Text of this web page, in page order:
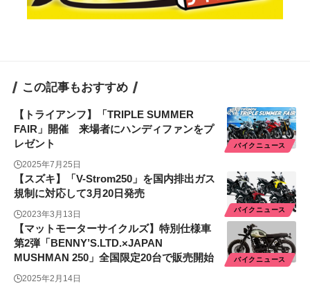
この記事もおすすめ
バイクニュース
【トライアンフ】「TRIPLE SUMMER
FAIR」開催 来場者にハンディファンをプ
レゼント
2025年7月25日
バイクニュース
【スズキ】「V-Strom250」を国内排出ガス
規制に対応して3月20日発売
2023年3月13日
バイクニュース
【マットモーターサイクルズ】特別仕様車
第2弾「BENNY’S.LTD.×JAPAN
MUSHMAN 250」全国限定20台で販売開始
2025年2月14日